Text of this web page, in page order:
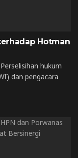
Hotman
hukum
dan pengacara